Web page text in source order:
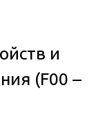
и
(F00 –